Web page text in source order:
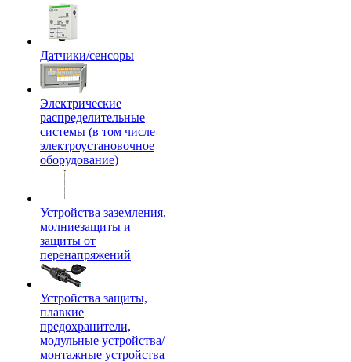
Датчики/сенсоры
Электрические
распределительные
системы (в том числе
электроустановочное
оборудование)
Устройства заземления,
молниезащиты и
защиты от
перенапряжений
Устройства защиты,
плавкие
предохранители,
модульные устройства/
монтажные устройства